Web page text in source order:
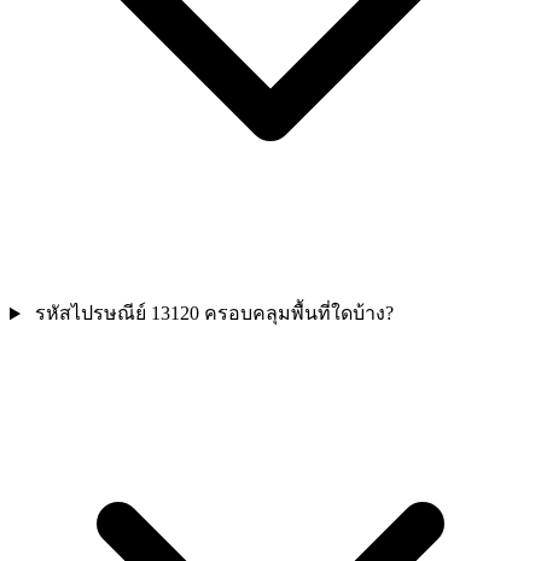
รหัสไปรษณีย์ 13120 ครอบคลุมพื้นที่ใดบ้าง?